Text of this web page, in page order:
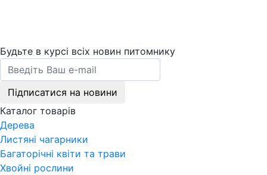
Будьте в курсі всіх новин питомнику
Підписатися на новини
Каталог товарів
Дерева
Листяні чагарники
Багаторічні квіти та трави
Хвойні рослини